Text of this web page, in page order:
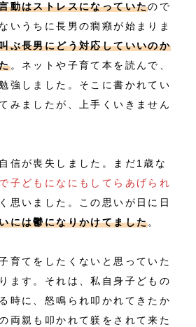
動はストレスになっていたので
いうちに長男の癇癪が始まりま
ぶ長男にどう対応していいのか
。ネットや子育て本を読んで、
強しました。そこに書かれてい
みましたが、上手くいきません
信が喪失しました。まだ1歳な
子どもになにもしてらあげられ
思いました。この思いが日に日
には鬱になりかけてました。
育てをしたくないと思っていた
ます。それは、私自身子どもの
時に、怒鳴られ叩かれてきたか
両親も叩かれて躾をされて来た